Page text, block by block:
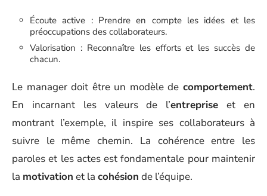
Écoute active : Prendre en compte les idées et les
préoccupations des collaborateurs.
Valorisation : Reconnaître les efforts et les succès de
chacun.
Le manager doit être un modèle de comportement.
En incarnant les valeurs de l’entreprise et en
montrant l’exemple, il inspire ses collaborateurs à
suivre le même chemin. La cohérence entre les
paroles et les actes est fondamentale pour maintenir
la motivation et la cohésion de l’équipe.